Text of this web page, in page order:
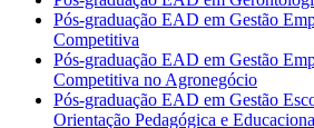
Pós-graduação EAD em Gestão
Competitiva
Pós-graduação EAD em Gestão
Competitiva no Agronegócio
Pós-graduação EAD em Gestão
Orientação Pedagógica e